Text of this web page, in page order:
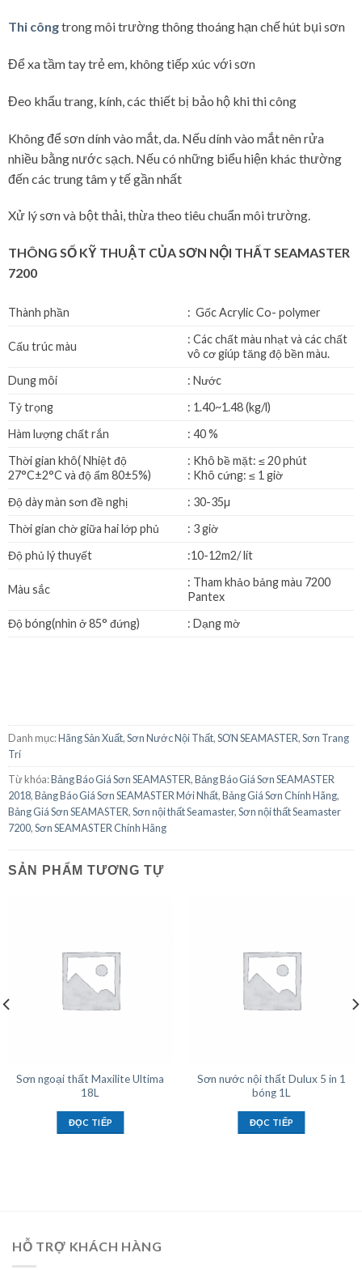
Thi côngtrong môi trường thông thoáng hạn chế hút bụi sơn
Để xa tầm tay trẻ em, không tiếp xúc với sơn
Đeo khẩu trang, kính, các thiết bị bảo hộ khi thi công
Không để sơn dính vào mắt, da. Nếu dính vào mắt nên rửa
nhiều bằng nước sạch. Nếu có những biểu hiện khác thường
đến các trung tâm y tế gần nhất
Xử lý sơn và bột thải, thừa theo tiêu chuẩn môi trường.
THÔNG SỐ KỸ THUẬT CỦA SƠN NỘI THẤT SEAMASTER
7200
Thành phần : Gốc Acrylic Co- polymer
Cấu trúc màu
: Các chất màu nhạt và các chất
vô cơ giúp tăng độ bền màu.
Dung môi
: Nước
Tỷ trọng
: 1.40~1.48 (kg/l)
Hàm lượng chất rắn
: 40 %
Thời gian khô( Nhiệt độ
27°C±2°C và độ ẩm 80±5%)
: Khô bề mặt: ≤ 20 phút
: Khô cứng: ≤ 1 giờ
Độ dày màn sơn đề nghị
: 30-35µ
Thời gian chờ giữa hai lớp phủ
: 3 giờ
Độ phủ lý thuyết
:10-12m2/ lít
Màu sắc
: Tham khảo bảng màu 7200
Pantex
Độ bóng(nhìn ở 85° đứng)
: Dạng mờ
Danh mục:Hãng Sản Xuất,Sơn Nước Nội Thất,SƠN SEAMASTER,Sơn Trang
Trí
Từ khóa:Bảng Báo Giá Sơn SEAMASTER,Bảng Báo Giá Sơn SEAMASTER
2018,Bảng Báo Giá Sơn SEAMASTER Mới Nhất,Bảng Giá Sơn Chính Hãng,
Bảng Giá Sơn SEAMASTER,Sơn nội thất Seamaster,Sơn nội thất Seamaster
7200,Sơn SEAMASTER Chính Hãng
SẢN PHẨM TƯƠNG TỰ
Sơn ngoại thất Maxilite Ultima
18L
ĐỌC TIẾP
Sơn nước nội thất Dulux 5 in 1
bóng 1L
ĐỌC TIẾP
HỖ TRỢ KHÁCH HÀNG